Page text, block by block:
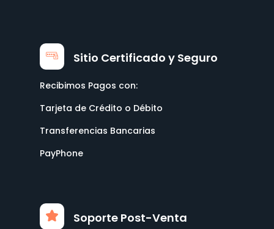
Sitio Certificado y Seguro
Recibimos Pagos con:
Tarjeta de Crédito o Débito
Transferencias Bancarias
PayPhone
Soporte Post-Venta